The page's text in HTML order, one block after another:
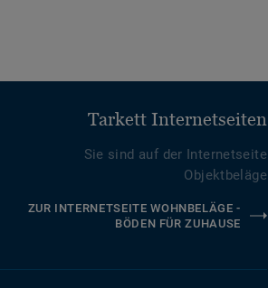
Tarkett Internetseiten
Sie sind auf der Internetseite
Objektbeläge
ZUR INTERNETSEITE WOHNBELÄGE -
BÖDEN FÜR ZUHAUSE